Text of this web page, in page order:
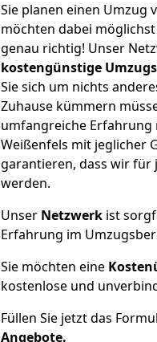
Sie planen einen Umzug
möchten dabei möglichst
genau richtig! Unser
kostengünstige
Sie sich um nichts
Zuhause kümmern
umfangreiche
Weißenfels mit jeglicher
garantieren, dass wir für
werden.
Unser Netzwerk ist
Erfahrung im
Sie möchten eine
kostenlose und
Füllen Sie jetzt das
Angebote.